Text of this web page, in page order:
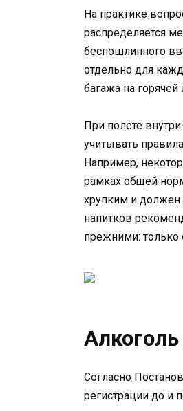
На практике
распределяется
беспошлинного
отдельно для
багажа на
При полете
учитывать
Например,
рамках общей
хрупким и
напитков
прежними: только
Согласно
регистрации до и